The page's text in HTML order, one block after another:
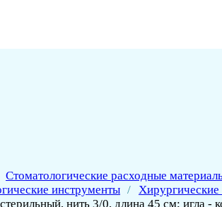
Стоматологические расходные
инструменты /
нить 3/0, длина 45 см; игла -